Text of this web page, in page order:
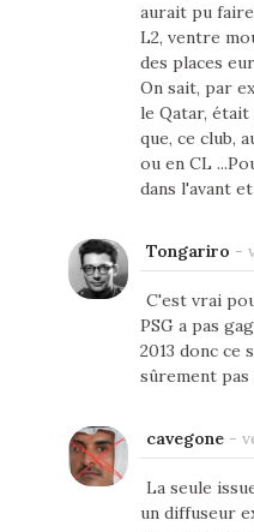
aurait pu
L2, ventre
des places
On sait, par
le Qatar, était
que, ce club,
ou en CL
dans l'avant
Tongariro -
C'est vrai
PSG a pas
2013 donc ce
sûrement
cavegone-
La seule
un diffuseur